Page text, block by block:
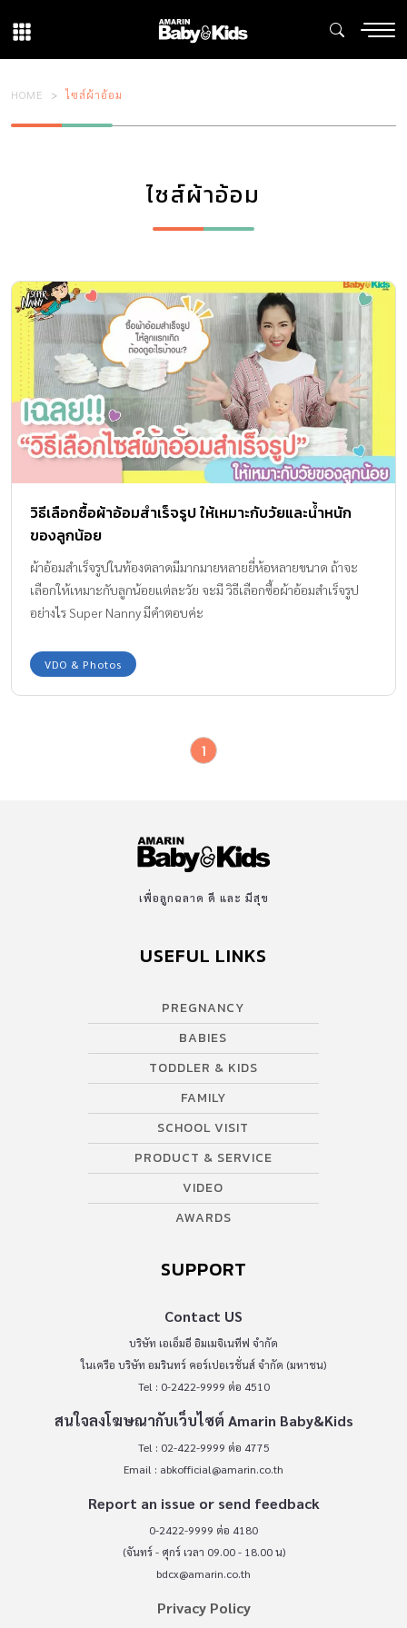
HOME ไซส์ผ้าอ้อม
ไซส์ผ้าอ้อม
วิธีเลือกซื้อผ้าอ้อมสำเร็จรูป ให้เหมาะกับวัยและน้ำหนัก
ของลูกน้อย
ผ้าอ้อมสําเร็จรูปในท้องตลาดมีมากมายหลายยี่ห้อหลายขนาด ถ้าจะ
เลือกให้เหมาะกับลูกน้อยแต่ละวัย จะมี วิธีเลือกซื้อผ้าอ้อมสำเร็จรูป
อย่างไร Super Nanny มีคำตอบค่ะ
VDO & Photos
1
เพื่อลูกฉลาด ดี และ มีสุข
USEFUL LINKS
PREGNANCY
BABIES
TODDLER & KIDS
FAMILY
SCHOOL VISIT
PRODUCT & SERVICE
VIDEO
AWARDS
SUPPORT
Contact US
บริษัท เอเอ็มอี อิมเมจิเนทีฟ จำกัด
ในเครือ บริษัท อมรินทร์ คอร์เปอเรชั่นส์ จำกัด (มหาชน)
Tel : 0-2422-9999 ต่อ 4510
สนใจลงโฆษณากับเว็บไซต์ Amarin Baby&Kids
Tel : 02-422-9999 ต่อ 4775
Email : abkofficial@amarin.co.th
Report an issue or send feedback
0-2422-9999 ต่อ 4180
(จันทร์ - ศุกร์ เวลา 09.00 - 18.00 น)
bdcx@amarin.co.th
Privacy Policy